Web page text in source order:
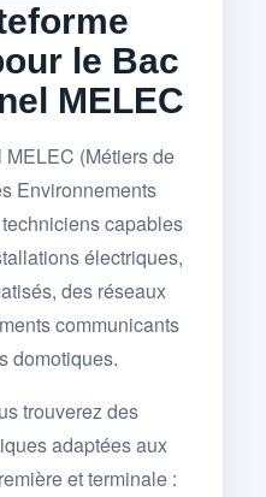
le Bac
MELEC
(Métiers de
Environnements
capables
électriques,
des réseaux
communicants
domotiques.
trouverez des
adaptées aux
et terminale :